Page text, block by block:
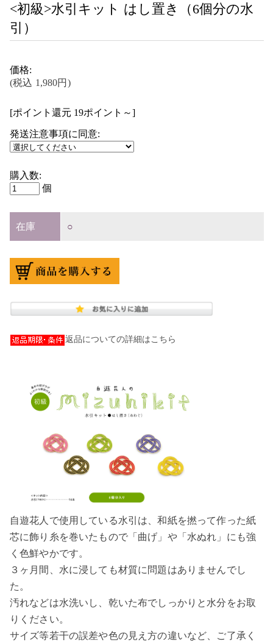
<初級>水引キット はし置き（6個分の水
引）
価格:
(税込 1,980円)
[ポイント還元 19ポイント～]
発送注意事項に同意:
購入数:
個
在庫 ○
返品についての詳細はこちら
自遊花人で使用している水引は、和紙を撚って作った紙
芯に飾り糸を巻いたもので「曲げ」や「水ぬれ」にも強
く色鮮やかです。
３ヶ月間、水に浸しても材質に問題はありませんでし
た。
汚れなどは水洗いし、乾いた布でしっかりと水分をお取
りください。
サイズ等若干の誤差や色の見え方の違いなど、ご了承く